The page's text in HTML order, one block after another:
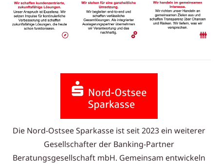
Die Nord-Ostsee Sparkasse ist seit 2023 ein weiterer
Gesellschafter der Banking-Partner
Beratungsgesellschaft mbH. Gemeinsam entwickeln